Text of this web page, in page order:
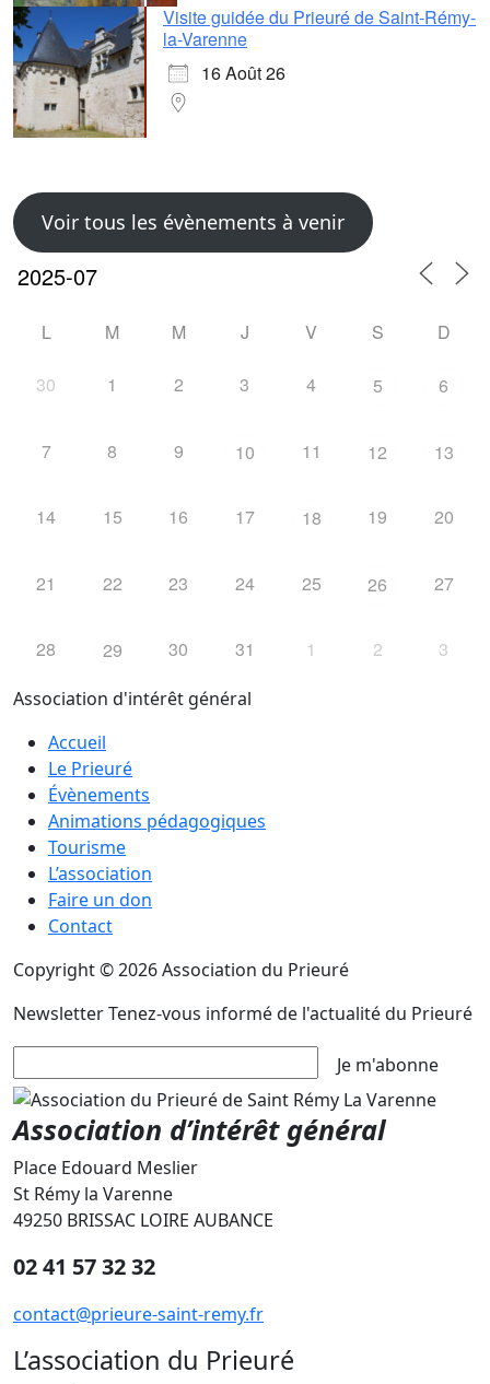
Visite guidée du Prieuré de Saint-Rémy-
la-Varenne
16 Août 26
Voir tous les évènements à venir
L M M J V S D
30 1 2 3 4 5 6
7 8 9 10 11 12 13
14 15 16 17 18 19 20
21 22 23 24 25 26 27
28 29 30 31 1 2 3
Association d'intérêt général
Accueil
Le Prieuré
Évènements
Animations pédagogiques
Tourisme
L’association
Faire un don
Contact
Copyright © 2026 Association du Prieuré
NewsletterTenez-vous informé de l'actualité du Prieuré
Je m'abonne
Association d’intérêt général
Place Edouard Meslier
St Rémy la Varenne
49250 BRISSAC LOIRE AUBANCE
02 41 57 32 32
contact@prieure-saint-remy.fr
L’association du Prieuré